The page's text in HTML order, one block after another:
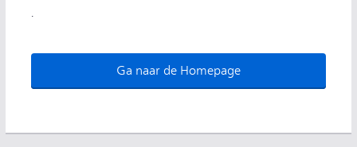
.
Ga naar de Homepage